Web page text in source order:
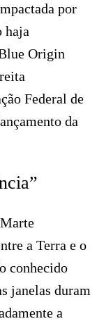
por
haja
Origin
Federal de
da
a Terra e o
conhecido
janelas duram
a